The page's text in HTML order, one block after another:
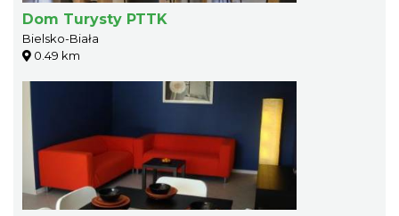
Dom Turysty PTTK
Bielsko-Biała
0.49 km